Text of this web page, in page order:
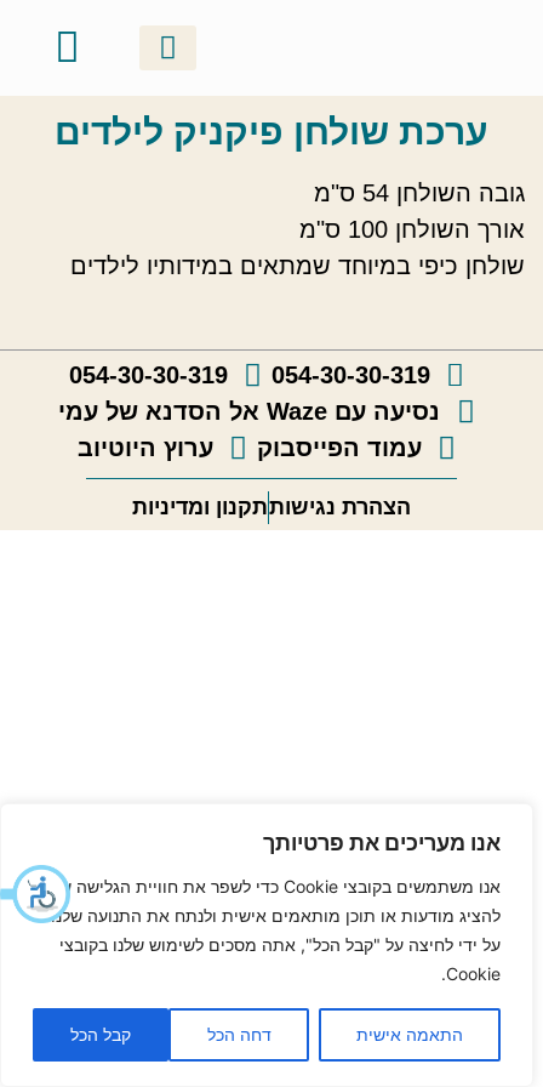
אנו מעריכים את פרטיותך
אנו משתמשים בקובצי Cookie כדי לשפר את חוויית הגלישה שלך,
להציג מודעות או תוכן מותאמים אישית ולנתח את התנועה שלנו.
על ידי לחיצה על "קבל הכל", אתה מסכים לשימוש שלנו בקובצי
Cookie.
התאמה אישית דחה הכל קבל הכל
ערכת שולחן פיקניק לילדים
גובה השולחן 54 ס"מ
אורך השולחן 100 ס"מ
שולחן כיפי במיוחד שמתאים במידותיו לילדים
054-30-30-319
054-30-30-319
נסיעה עם Waze אל הסדנא של עמי
עמוד הפייסבוק
ערוץ היוטיוב
הצהרת נגישותתקנון ומדיניות